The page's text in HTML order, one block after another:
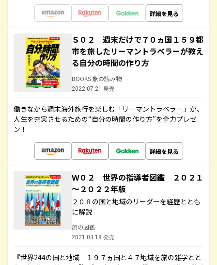
詳細を見る
Ｓ０２ 週末だけで７０ヵ国１５９都
市を旅したリーマントラベラーが教え
る自分の時間の作り方
BOOKS 旅の読み物
2022.07.21 発売
働きながら週末海外旅行を楽しむ「リーマントラベラー」が、
人生を充実させるための“自分の時間の作り方”を全力プレゼ
ン！
詳細を見る
Ｗ０２ 世界の指導者図鑑 ２０２１
～２０２２年版
２０８の国と地域のリーダーを経歴ととも
に解説
旅の図鑑
2021.03.18 発売
『世界244の国と地域 １９７ヵ国と４７地域を旅の雑学とと